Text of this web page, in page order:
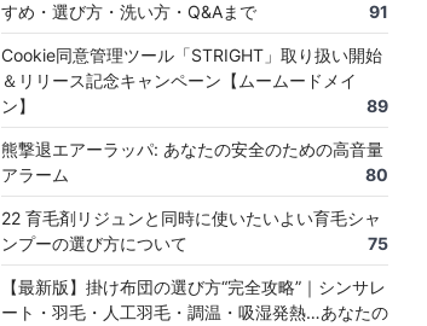
すめ・選び方・洗い方・Q&Aまで
91
Cookie同意管理ツール「STRIGHT」取り扱い開始
＆リリース記念キャンペーン【ムームードメイ
ン】
89
熊撃退エアーラッパ: あなたの安全のための高音量
アラーム
80
22 育毛剤リジュンと同時に使いたいよい育毛シャ
ンプーの選び方について
75
【最新版】掛け布団の選び方“完全攻略”｜シンサレ
ート・羽毛・人工羽毛・調温・吸湿発熱…あなたの